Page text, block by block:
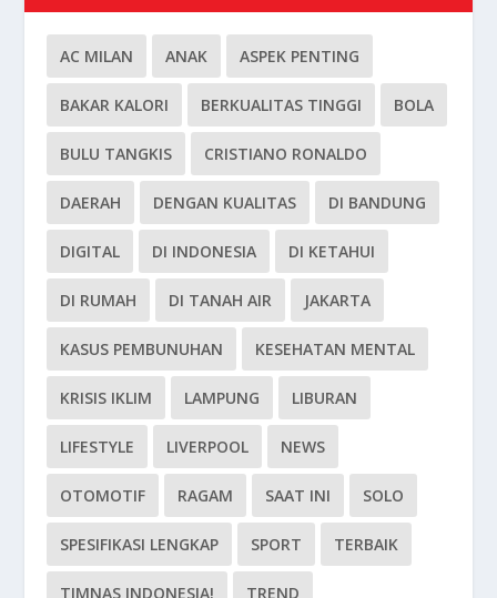
AC MILAN ANAK ASPEK PENTING
BAKAR KALORI BERKUALITAS TINGGI BOLA
BULU TANGKIS CRISTIANO RONALDO
DAERAH DENGAN KUALITAS DI BANDUNG
DIGITAL DI INDONESIA DI KETAHUI
DI RUMAH DI TANAH AIR JAKARTA
KASUS PEMBUNUHAN KESEHATAN MENTAL
KRISIS IKLIM LAMPUNG LIBURAN
LIFESTYLE LIVERPOOL NEWS
OTOMOTIF RAGAM SAAT INI SOLO
SPESIFIKASI LENGKAP SPORT TERBAIK
TIMNAS INDONESIA! TREND